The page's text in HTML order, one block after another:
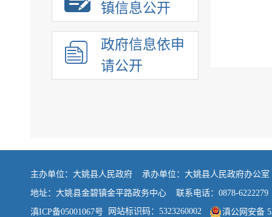
镇信息公开
政府信息依申
请公开
主办单位：大姚县人民政府 承办单位：大姚县人民政府办公
地址：大姚县金碧镇金平路政务中心 联系电话：0878-6222279
滇ICP备05001067号 网站标识码：5323260002 滇公网安备